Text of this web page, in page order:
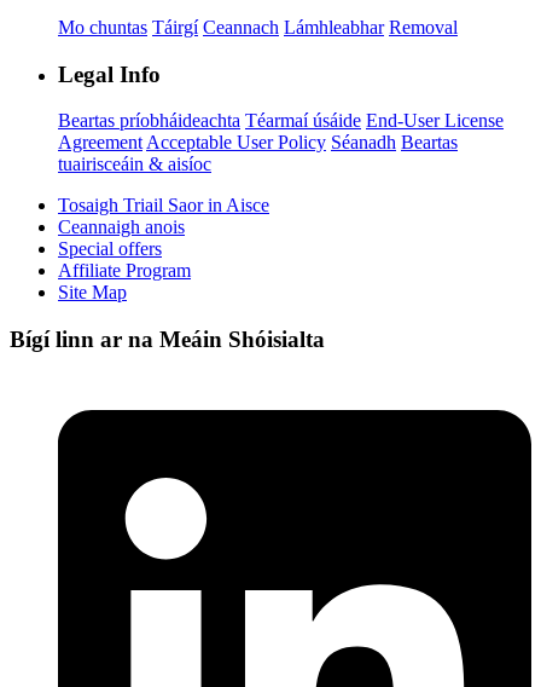
Mo chuntas Táirgí Ceannach Lámhleabhar Removal
Legal Info
Beartas príobháideachta Téarmaí úsáide End-User License
AgreementAcceptable User Policy Séanadh Beartas
tuairisceáin & aisíoc
Tosaigh Triail Saor in Aisce
Ceannaigh anois
Special offers
Affiliate Program
Site Map
Bígí linn ar na Meáin Shóisialta